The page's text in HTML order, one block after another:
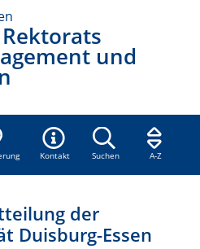
und
Kontakt Suchen A-Z
der
Duisburg-Essen